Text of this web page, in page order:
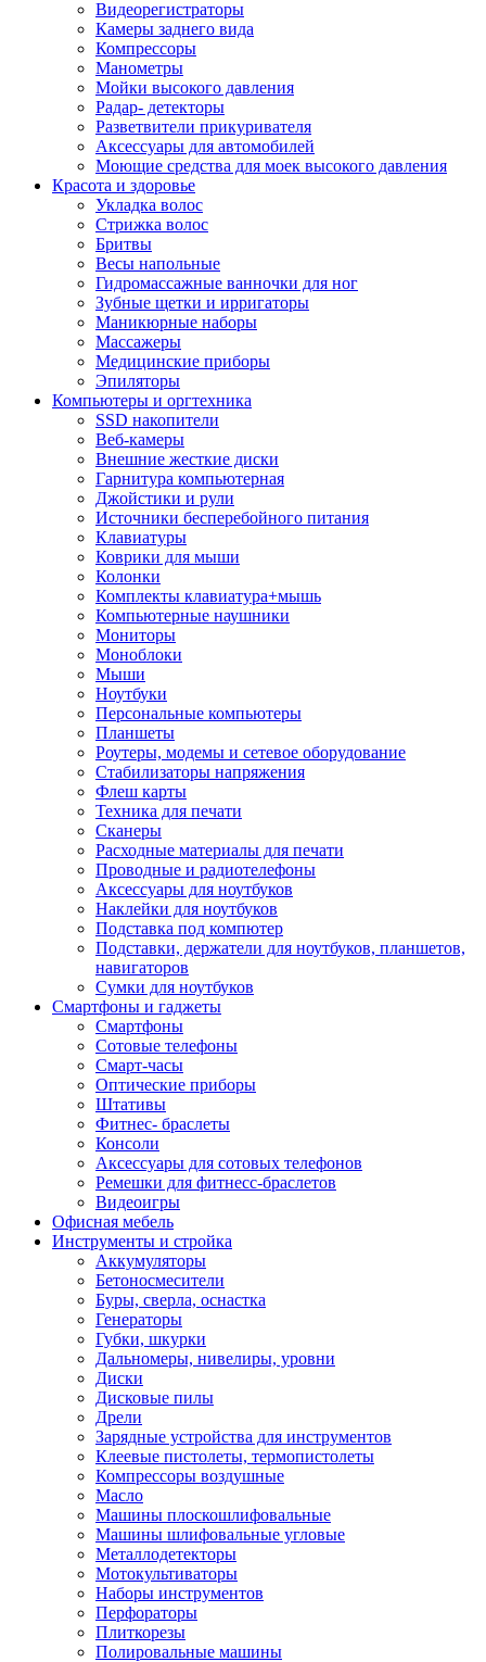
Видеорегистраторы
Камеры заднего вида
Компрессоры
Манометры
Мойки высокого давления
Радар- детекторы
Разветвители прикуривателя
Аксессуары для автомобилей
Моющие средства для моек высокого давления
Красота и здоровье
Укладка волос
Стрижка волос
Бритвы
Весы напольные
Гидромассажные ванночки для ног
Зубные щетки и ирригаторы
Маникюрные наборы
Массажеры
Медицинские приборы
Эпиляторы
Компьютеры и оргтехника
SSD накопители
Веб-камеры
Внешние жесткие диски
Гарнитура компьютерная
Джойстики и рули
Источники бесперебойного питания
Клавиатуры
Коврики для мыши
Колонки
Комплекты клавиатура+мышь
Компьютерные наушники
Мониторы
Моноблоки
Мыши
Ноутбуки
Персональные компьютеры
Планшеты
Роутеры, модемы и сетевое оборудование
Стабилизаторы напряжения
Флеш карты
Техника для печати
Сканеры
Расходные материалы для печати
Проводные и радиотелефоны
Аксессуары для ноутбуков
Наклейки для ноутбуков
Подставка под компютер
Подставки, держатели для ноутбуков, планшетов,
навигаторов
Сумки для ноутбуков
Смартфоны и гаджеты
Смартфоны
Сотовые телефоны
Смарт-часы
Оптические приборы
Штативы
Фитнес- браслеты
Консоли
Аксессуары для сотовых телефонов
Ремешки для фитнесс-браслетов
Видеоигры
Офисная мебель
Инструменты и стройка
Аккумуляторы
Бетоносмесители
Буры, сверла, оснастка
Генераторы
Губки, шкурки
Дальномеры, нивелиры, уровни
Диски
Дисковые пилы
Дрели
Зарядные устройства для инструментов
Клеевые пистолеты, термопистолеты
Компрессоры воздушные
Масло
Машины плоскошлифовальные
Машины шлифовальные угловые
Металлодетекторы
Мотокультиваторы
Наборы инструментов
Перфораторы
Плиткорезы
Полировальные машины